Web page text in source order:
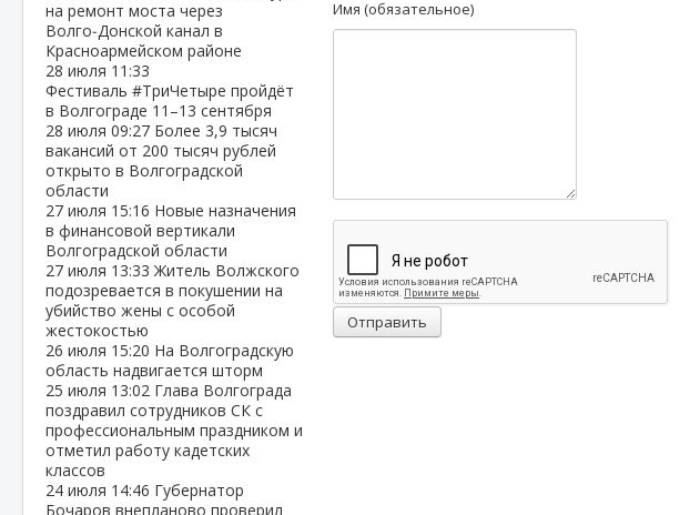
на ремонт моста через
Волго‑Донской канал в
Красноармейском районе
28 июля 11:33
Фестиваль #ТриЧетыре пройдёт
в Волгограде 11–13 сентября
28 июля 09:27 Более 3,9 тысяч
вакансий от 200 тысяч рублей
открыто в Волгоградской
области
27 июля 15:16 Новые назначения
в финансовой вертикали
Волгоградской области
27 июля 13:33Житель Волжского
подозревается в покушении на
убийство жены с особой
жестокостью
26 июля 15:20 На Волгоградскую
область надвигается шторм
25 июля 13:02 Глава Волгограда
поздравил сотрудников СК с
профессиональным праздником и
отметил работу кадетских
классов
24 июля 14:46 Губернатор
Бочаров внепланово проверил
Имя (обязательное)
Отправить